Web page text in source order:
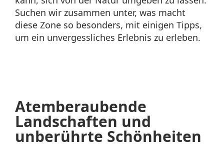
Suchen wir zusammen unter, was macht
diese Zone so besonders, mit einigen Tipps,
um ein unvergessliches Erlebnis zu erleben.
Atemberaubende
Landschaften und
unberührte Schönheiten